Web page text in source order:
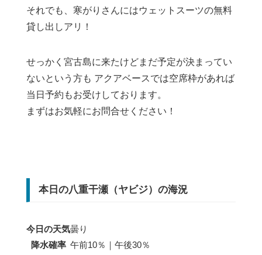
それでも、寒がりさんにはウェットスーツの無料
貸し出しアリ！
せっかく宮古島に来たけどまだ予定が決まってい
ないという方も アクアベースでは空席枠があれば
当日予約もお受けしております。
まずはお気軽にお問合せください！
本日の八重干瀬（ヤビジ）の海況
今日の天気曇り
降水確率 午前10％｜午後30％